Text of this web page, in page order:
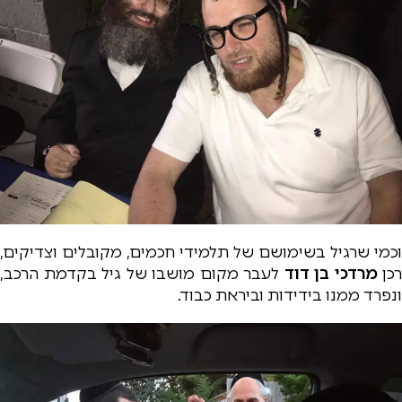
וכמי שרגיל בשימושם של תלמידי חכמים, מקובלים וצדיקים,
רכןמרדכי בן דוד לעבר מקום מושבו של גיל בקדמת הרכב,
ונפרד ממנו בידידות וביראת כבוד.